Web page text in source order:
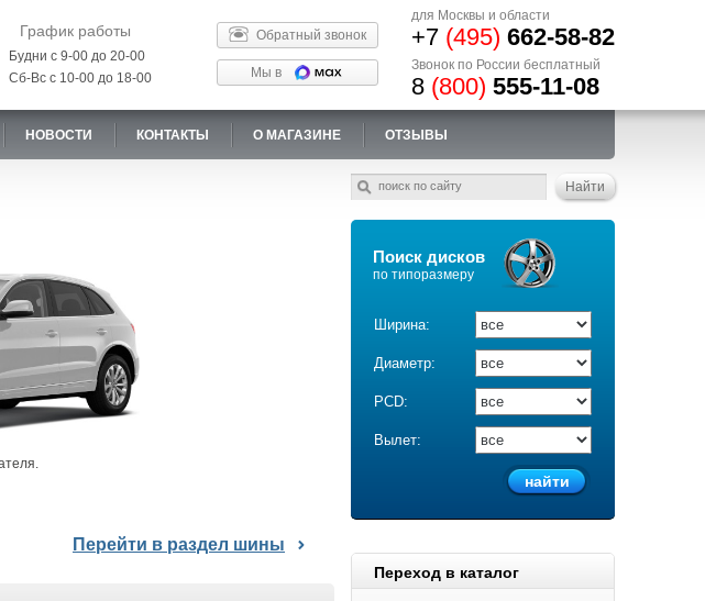
График работы
Будни с 9-00 до 20-00
Сб-Вс с 10-00 до 18-00
Обратный звонок
Мы в
для Москвы и области
+7 (495) 662-58-82
Звонок по России бесплатный
8 (800) 555-11-08
НОВОСТИ КОНТАКТЫ О МАГАЗИНЕ ОТЗЫВЫ
Поиск дисков
по типоразмеру
Ширина:
Диаметр:
PCD:
Вылет:
Переход в каталог
Перейти в раздел шины